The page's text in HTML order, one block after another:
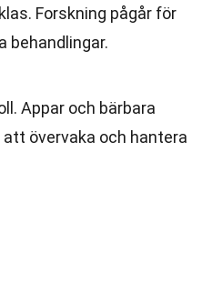
Forskning pågår för
behandlingar.
Appar och bärbara
övervaka och hantera